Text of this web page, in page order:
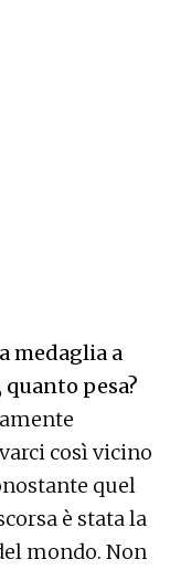
medaglia a
pesa?
così vicino
quel
è stata la
mondo. Non